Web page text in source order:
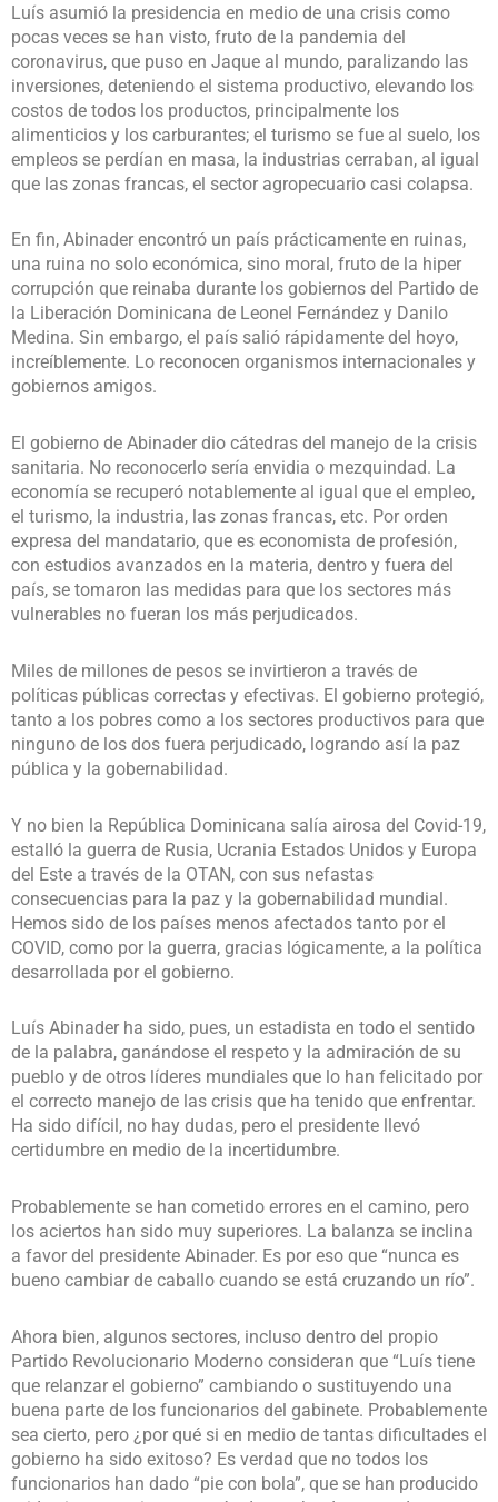
Luís asumió la presidencia en medio de una crisis como
pocas veces se han visto, fruto de la pandemia del
coronavirus, que puso en Jaque al mundo, paralizando las
inversiones, deteniendo el sistema productivo, elevando los
costos de todos los productos, principalmente los
alimenticios y los carburantes; el turismo se fue al suelo, los
empleos se perdían en masa, la industrias cerraban, al igual
que las zonas francas, el sector agropecuario casi colapsa.
En fin, Abinader encontró un país prácticamente en ruinas,
una ruina no solo económica, sino moral, fruto de la hiper
corrupción que reinaba durante los gobiernos del Partido de
la Liberación Dominicana de Leonel Fernández y Danilo
Medina. Sin embargo, el país salió rápidamente del hoyo,
increíblemente. Lo reconocen organismos internacionales y
gobiernos amigos.
El gobierno de Abinader dio cátedras del manejo de la crisis
sanitaria. No reconocerlo sería envidia o mezquindad. La
economía se recuperó notablemente al igual que el empleo,
el turismo, la industria, las zonas francas, etc. Por orden
expresa del mandatario, que es economista de profesión,
con estudios avanzados en la materia, dentro y fuera del
país, se tomaron las medidas para que los sectores más
vulnerables no fueran los más perjudicados.
Miles de millones de pesos se invirtieron a través de
políticas públicas correctas y efectivas. El gobierno protegió,
tanto a los pobres como a los sectores productivos para que
ninguno de los dos fuera perjudicado, logrando así la paz
pública y la gobernabilidad.
Y no bien la República Dominicana salía airosa del Covid-19,
estalló la guerra de Rusia, Ucrania Estados Unidos y Europa
del Este a través de la OTAN, con sus nefastas
consecuencias para la paz y la gobernabilidad mundial.
Hemos sido de los países menos afectados tanto por el
COVID, como por la guerra, gracias lógicamente, a la política
desarrollada por el gobierno.
Luís Abinader ha sido, pues, un estadista en todo el sentido
de la palabra, ganándose el respeto y la admiración de su
pueblo y de otros líderes mundiales que lo han felicitado por
el correcto manejo de las crisis que ha tenido que enfrentar.
Ha sido difícil, no hay dudas, pero el presidente llevó
certidumbre en medio de la incertidumbre.
Probablemente se han cometido errores en el camino, pero
los aciertos han sido muy superiores. La balanza se inclina
a favor del presidente Abinader. Es por eso que “nunca es
bueno cambiar de caballo cuando se está cruzando un río”.
Ahora bien, algunos sectores, incluso dentro del propio
Partido Revolucionario Moderno consideran que “Luís tiene
que relanzar el gobierno” cambiando o sustituyendo una
buena parte de los funcionarios del gabinete. Probablemente
sea cierto, pero ¿por qué si en medio de tantas dificultades el
gobierno ha sido exitoso? Es verdad que no todos los
funcionarios han dado “pie con bola”, que se han producido